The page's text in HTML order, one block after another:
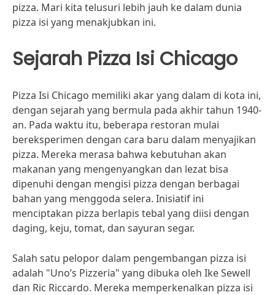
pizza. Mari kita telusuri lebih jauh ke dalam dunia
pizza isi yang menakjubkan ini.
Sejarah Pizza Isi Chicago
Pizza Isi Chicago memiliki akar yang dalam di kota ini,
dengan sejarah yang bermula pada akhir tahun 1940-
an. Pada waktu itu, beberapa restoran mulai
bereksperimen dengan cara baru dalam menyajikan
pizza. Mereka merasa bahwa kebutuhan akan
makanan yang mengenyangkan dan lezat bisa
dipenuhi dengan mengisi pizza dengan berbagai
bahan yang menggoda selera. Inisiatif ini
menciptakan pizza berlapis tebal yang diisi dengan
daging, keju, tomat, dan sayuran segar.
Salah satu pelopor dalam pengembangan pizza isi
adalah "Uno’s Pizzeria" yang dibuka oleh Ike Sewell
dan Ric Riccardo. Mereka memperkenalkan pizza isi